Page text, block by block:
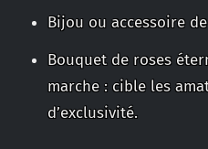
Bijou ou accessoire
Bouquet de roses
marche : cible les
d’exclusivité.